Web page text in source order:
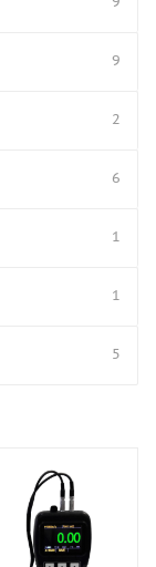
9
2
6
1
1
5